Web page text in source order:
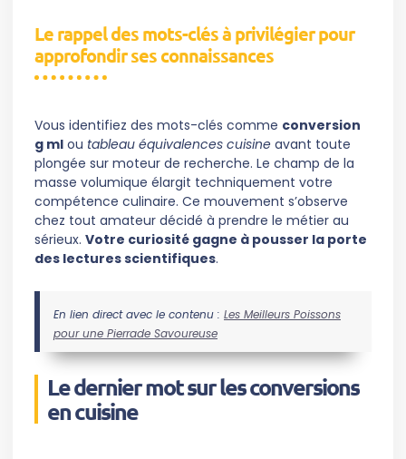
Le rappel des mots-clés à privilégier pour
approfondir ses connaissances
Vous identifiez des mots-clés comme conversion
g ml ou tableau équivalences cuisine avant toute
plongée sur moteur de recherche. Le champ de la
masse volumique élargit techniquement votre
compétence culinaire. Ce mouvement s’observe
chez tout amateur décidé à prendre le métier au
sérieux. Votre curiosité gagne à pousser la porte
des lectures scientifiques.
En lien direct avec le contenu : Les Meilleurs Poissons
pour une Pierrade Savoureuse
Le dernier mot sur les conversions
en cuisine